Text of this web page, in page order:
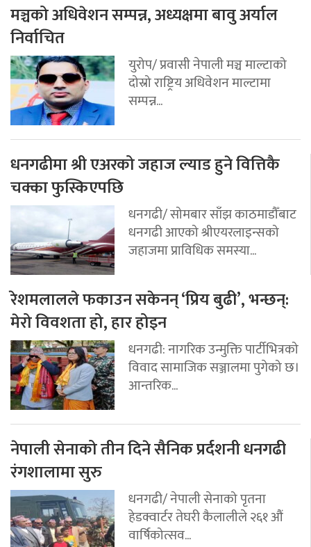
मञ्चको अधिवेशन सम्पन्न, अध्यक्षमा बावु अर्याल
निर्वाचित
युरोप/ प्रवासी नेपाली मञ्च माल्टाको
दोस्रो राष्ट्रिय अधिवेशन माल्टामा
सम्पन्न...
धनगढीमा श्री एअरको जहाज ल्याड हुने वित्तिकै
चक्का फुस्किएपछि
धनगढी/ सोमबार साँझ काठमाडौँबाट
धनगढी आएको श्रीएयरलाइन्सको
जहाजमा प्राविधिक समस्या...
रेशमलालले फकाउन सकेनन् ‘प्रिय बुढी’, भन्छन्:
मेरो विवशता हो, हार होइन
धनगढी: नागरिक उन्मुक्ति पार्टीभित्रको
विवाद सामाजिक सञ्जालमा पुगेको छ।
आन्तरिक...
नेपाली सेनाको तीन दिने सैनिक प्रर्दशनी धनगढी
रंगशालामा सुरु
धनगढी/ नेपाली सेनाको पृतना
हेडक्वार्टर तेघरी कैलालीले २६१ औं
वार्षिकोत्सव...